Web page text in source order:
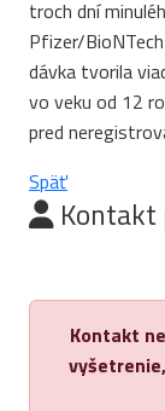
troch dní
Pfizer/
dávka tvorila
vo veku od 12
pred
Späť
Kontakt